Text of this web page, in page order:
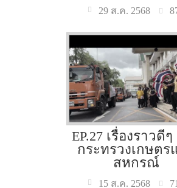
29 ส.ค. 2568
EP.27 เรื่องราวดี
กระทรวงเกษตร
สหกรณ์
15 ส.ค. 2568